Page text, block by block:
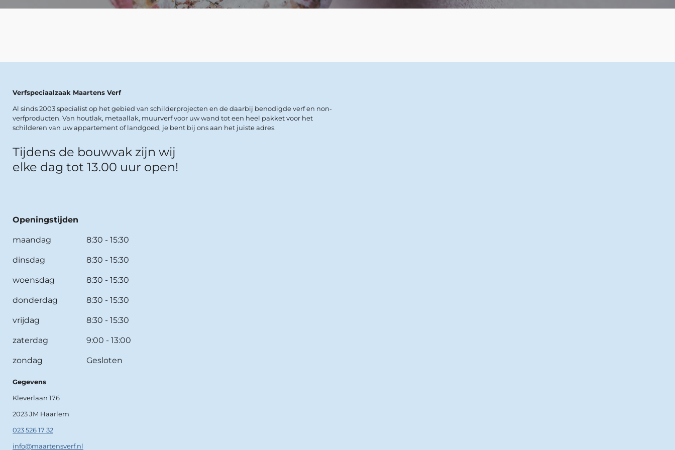
Verfspeciaalzaak Maartens Verf
Al sinds 2003 specialist op het gebied van schilderprojecten en de daarbij benodigde verf en non-
verfproducten. Van houtlak, metaallak, muurverf voor uw wand tot een heel pakket voor het
schilderen van uw appartement of landgoed, je bent bij ons aan het juiste adres.
Tijdens de bouwvak zijn wij
elke dag tot 13.00 uur open!
Openingstijden
maandag 8:30 - 15:30
dinsdag 8:30 - 15:30
woensdag 8:30 - 15:30
donderdag 8:30 - 15:30
vrijdag 8:30 - 15:30
zaterdag 9:00 - 13:00
zondag Gesloten
Gegevens
Kleverlaan 176
2023 JM Haarlem
023 526 17 32
info@maartensverf.nl